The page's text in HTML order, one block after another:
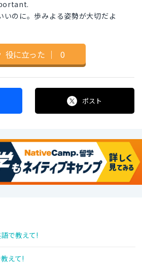
いのに。歩みよる姿勢が大切だよ
役に立った ｜ 0
ポスト
で教えて!
えて!